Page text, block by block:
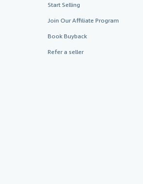
Start Selling
Join Our Affiliate Program
Book Buyback
Refer a seller